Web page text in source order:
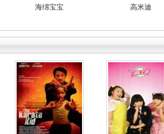
海绵宝宝 高米迪